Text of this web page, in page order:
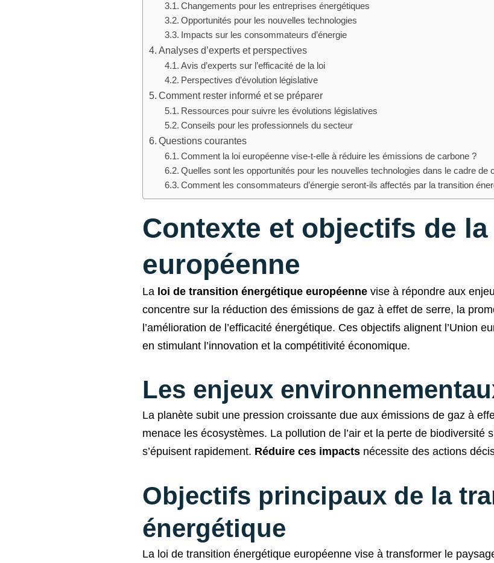
Changements pour les entreprises énergétiques
Opportunités pour les nouvelles technologies
Impacts sur les consommateurs d’énergie
Analyses d’experts et perspectives
Avis d’experts sur l’efficacité de la loi
Perspectives d’évolution législative
Comment rester informé et se préparer
Ressources pour suivre les évolutions législatives
Conseils pour les professionnels du secteur
Questions courantes
Comment la loi européenne vise-t-elle à réduire les émissions de carbone ?
Quelles sont les opportunités pour les nouvelles technologies dans le cadre de
Comment les consommateurs d’énergie seront-ils affectés par la transition
Contexte et objectifs de
européenne
La loi de transition énergétique européenne vise à répondre aux
concentre sur la réduction des émissions de gaz à effet de serre, la
l’amélioration de l’efficacité énergétique. Ces objectifs alignent l’Union
en stimulant l’innovation et la compétitivité économique.
Les enjeux
La planète subit une pression croissante due aux émissions de gaz à
menace les écosystèmes. La pollution de l’air et la perte de biodiversité
s’épuisent rapidement. Réduire ces impacts nécessite des actions
Objectifs principaux de la
énergétique
La loi de transition énergétique européenne vise à transformer le